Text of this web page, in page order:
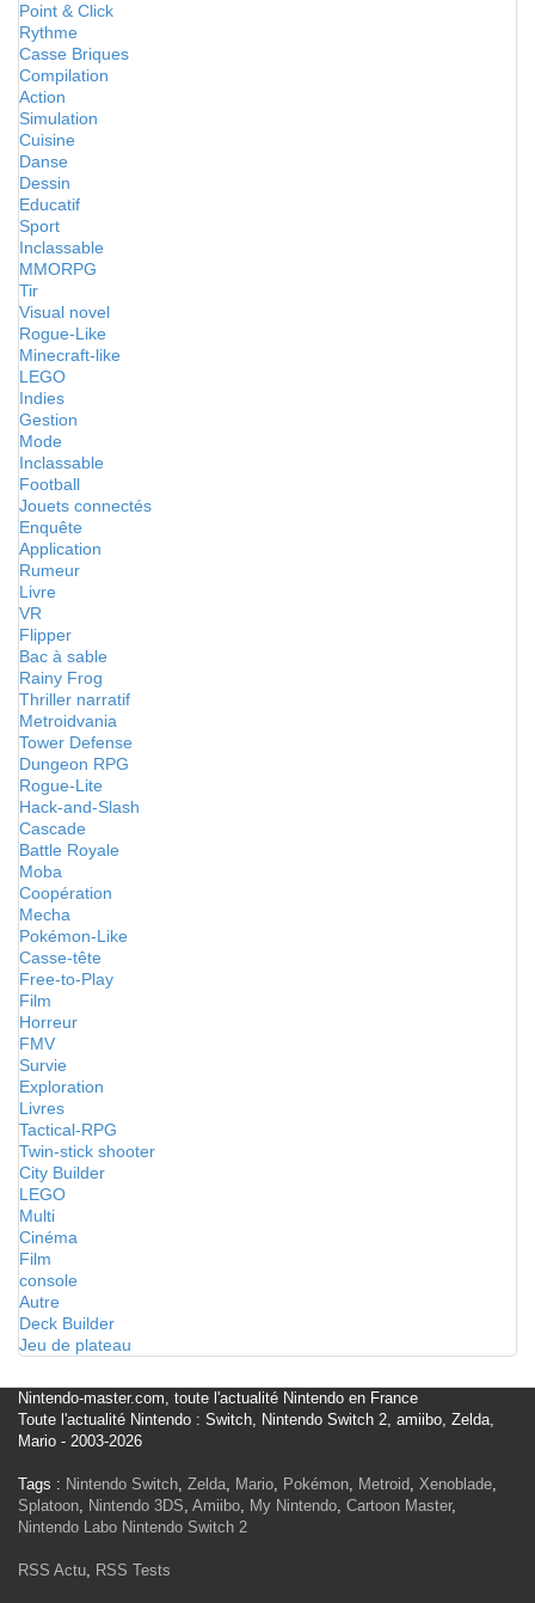
Point & Click
Rythme
Casse Briques
Compilation
Action
Simulation
Cuisine
Danse
Dessin
Educatif
Sport
Inclassable
MMORPG
Tir
Visual novel
Rogue-Like
Minecraft-like
LEGO
Indies
Gestion
Mode
Inclassable
Football
Jouets connectés
Enquête
Application
Rumeur
Livre
VR
Flipper
Bac à sable
Rainy Frog
Thriller narratif
Metroidvania
Tower Defense
Dungeon RPG
Rogue-Lite
Hack-and-Slash
Cascade
Battle Royale
Moba
Coopération
Mecha
Pokémon-Like
Casse-tête
Free-to-Play
Film
Horreur
FMV
Survie
Exploration
Livres
Tactical-RPG
Twin-stick shooter
City Builder
LEGO
Multi
Cinéma
Film
console
Autre
Deck Builder
Jeu de plateau
Nintendo-master.com, toute l'actualité Nintendo en France
Toute l'actualité Nintendo : Switch, Nintendo Switch 2, amiibo, Zelda,
Mario - 2003-2026
Tags : Nintendo Switch, Zelda, Mario, Pokémon, Metroid, Xenoblade,
Splatoon, Nintendo 3DS, Amiibo, My Nintendo, Cartoon Master,
Nintendo Labo Nintendo Switch 2
RSS Actu, RSS Tests